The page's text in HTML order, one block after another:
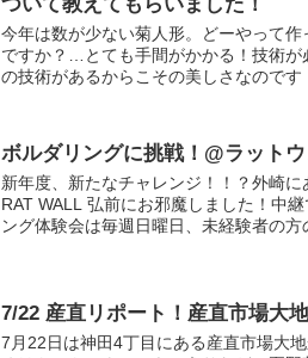
今年は数が少ない菊人形。どーやって
ですか？…とても手間がかかる！技術が
の技術があるからこその美しさなのです
ボルダリングに挑戦！@ラット
新年度、新たなチャレンジ！！？外崎
RAT WALL 弘前にお邪魔しました！中
ング体験会は毎週日曜日、未経験者の方
7/22 産直リポート！産直市場大地
7月22日は神田4丁目にある産直市場大